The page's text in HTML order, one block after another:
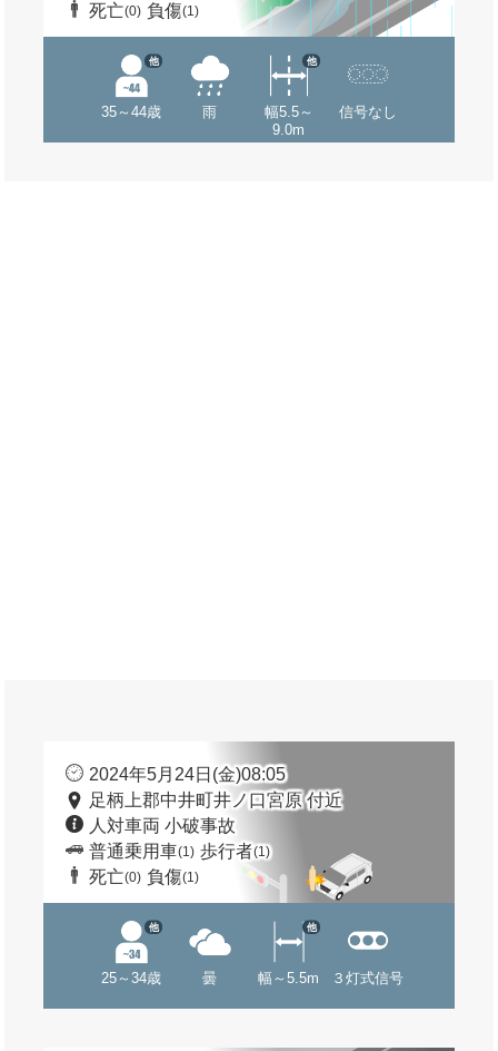
死亡(0) 負傷(1)
35～44歳
他
雨
幅5.5～
9.0m
他
信号なし
2024年5月24日(金)08:05
足柄上郡中井町井ノ口宮原 付近
人対車両 小破事故
普通乗用車(1) 歩行者(1)
死亡(0) 負傷(1)
25～34歳
他
曇 幅～5.5m
他
３灯式信号